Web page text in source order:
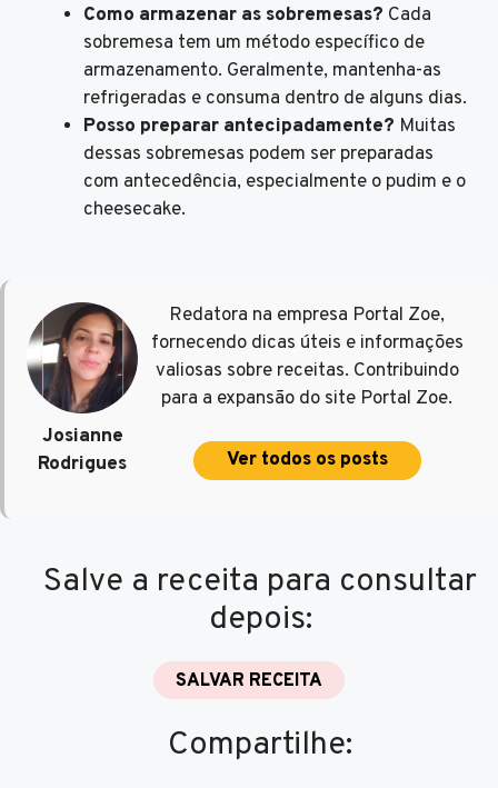
Como armazenar as sobremesas? Cada
sobremesa tem um método específico de
armazenamento. Geralmente, mantenha-as
refrigeradas e consuma dentro de alguns dias.
Posso preparar antecipadamente? Muitas
dessas sobremesas podem ser preparadas
com antecedência, especialmente o pudim e o
cheesecake.
Josianne
Rodrigues
Redatora na empresa Portal Zoe,
fornecendo dicas úteis e informações
valiosas sobre receitas. Contribuindo
para a expansão do site Portal Zoe.
Ver todos os posts
Salve a receita para consultar
depois:
SALVAR RECEITA
Compartilhe: